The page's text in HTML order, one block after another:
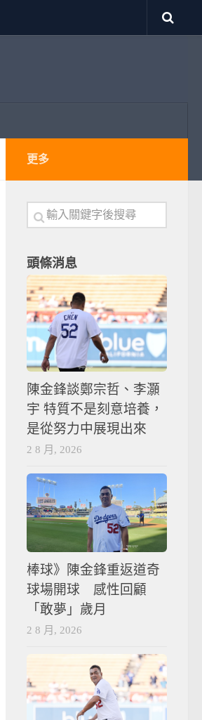
更多
頭條消息
陳金鋒談鄭宗哲、李灝
宇 特質不是刻意培養，
是從努力中展現出來
2 8 月, 2026
棒球》陳金鋒重返道奇
球場開球 感性回顧
「敢夢」歲月
2 8 月, 2026